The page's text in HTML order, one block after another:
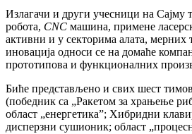
Излагачи и други учесници на Сајму
робота, CNC машина, примене
активни и у секторима алата,
иновација односи се на домаће
прототипова и функционалних
Биће представљено и свих шест
(победник са „Ракетом за храњење
област „енергетика”; Хибридни
дисперзни сушионик; област